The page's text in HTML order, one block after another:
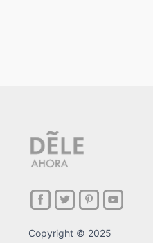
Copyright © 2025